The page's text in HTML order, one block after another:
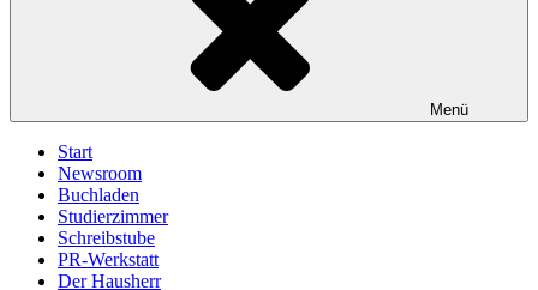
Menü
Start
Newsroom
Buchladen
Studierzimmer
Schreibstube
PR-Werkstatt
Der Hausherr